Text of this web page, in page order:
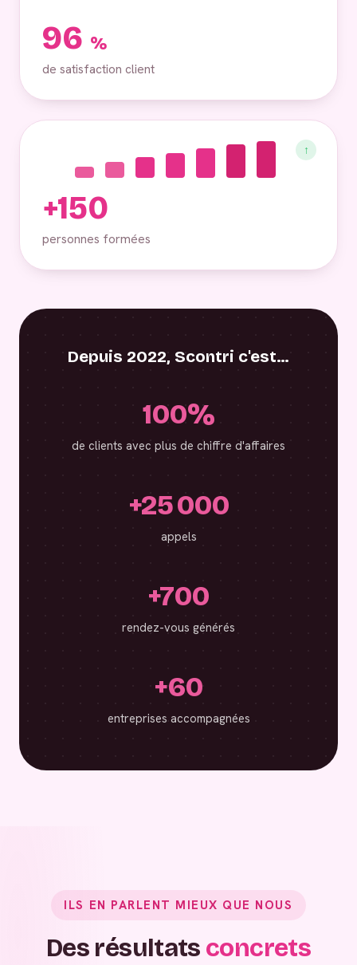
96 %
de satisfaction client
↑
+150
personnes formées
Depuis 2022, Scontri c'est…
100%
de clients avec plus de chiffre d'affaires
+25 000
appels
+700
rendez-vous générés
+60
entreprises accompagnées
ILS EN PARLENT MIEUX QUE NOUS
Des résultats concrets